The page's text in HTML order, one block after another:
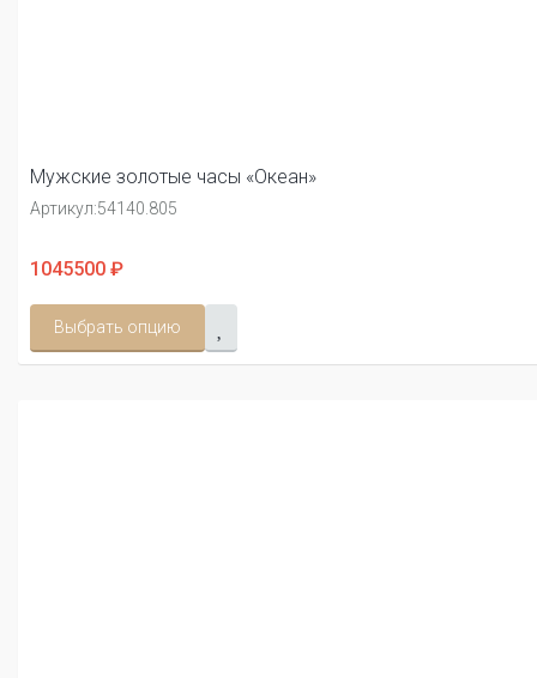
Мужские золотые часы «Океан»
Артикул:54140.805
1045500 ₽
Выбрать опцию